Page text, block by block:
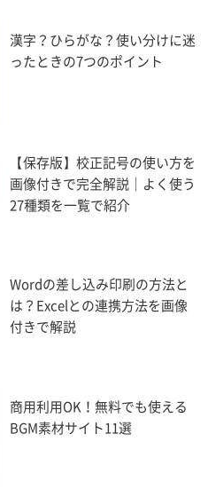
漢字？ひらがな？使い分けに迷
ったときの7つのポイント
【保存版】校正記号の使い方を
画像付きで完全解説｜よく使う
27種類を一覧で紹介
Wordの差し込み印刷の方法と
は？Excelとの連携方法を画像
付きで解説
商用利用OK！無料でも使える
BGM素材サイト11選